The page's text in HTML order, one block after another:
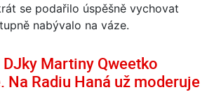
se podařilo úspěšně vychovat
nabývalo na váze.
Martiny Qweetko
Na Radiu Haná už moderuje